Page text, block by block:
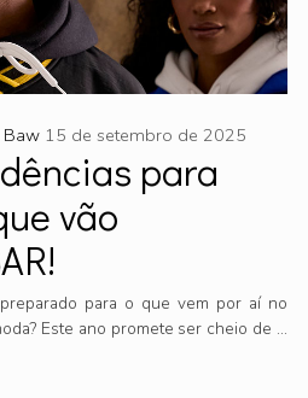
para
vão
Baw 15 de setembro de 2025
para o que vem por aí no
Este ano promete ser cheio de …